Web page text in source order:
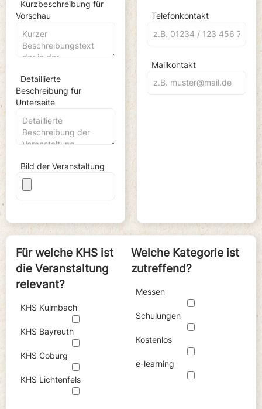
Kurzbeschreibung für
Vorschau
Detaillierte
Beschreibung für
Unterseite
Bild der Veranstaltung
Telefonkontakt
Mailkontakt
Für welche KHS ist
die Veranstaltung
relevant?
KHS Kulmbach
KHS Bayreuth
KHS Coburg
KHS Lichtenfels
Welche Kategorie ist
zutreffend?
Messen
Schulungen
Kostenlos
e-learning